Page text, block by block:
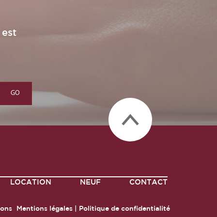
LOCATION NEUF CONTACT
Mentions légales Politique de confidentialité